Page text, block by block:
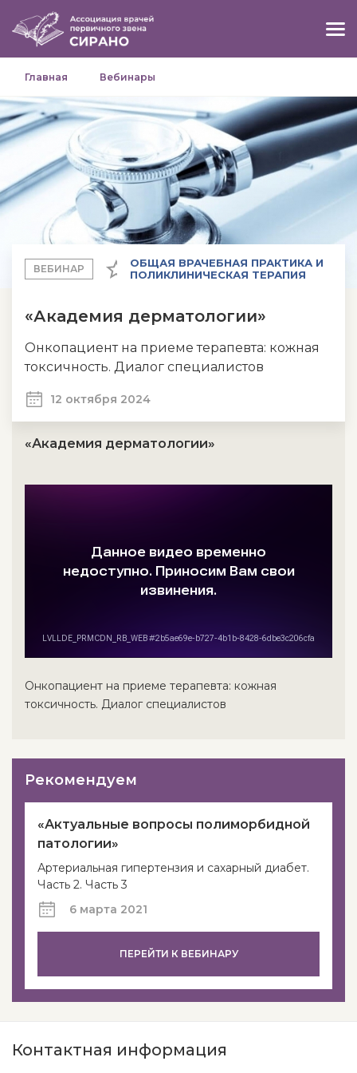
Главная Вебинары
ВЕБИНАР
ОБЩАЯ ВРАЧЕБНАЯ ПРАКТИКА И
ПОЛИКЛИНИЧЕСКАЯ ТЕРАПИЯ
«Академия дерматологии»
Онкопациент на приеме терапевта: кожная
токсичность. Диалог специалистов
12 октября 2024
«Академия дерматологии»
Онкопациент на приеме терапевта: кожная
токсичность. Диалог специалистов
Рекомендуем
«Актуальные вопросы полиморбидной
патологии»
Артериальная гипертензия и сахарный диабет.
Часть 2. Часть 3
6 марта 2021
ПЕРЕЙТИ К ВЕБИНАРУ
Контактная информация